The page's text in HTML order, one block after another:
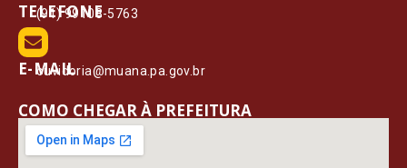
TELEFONE
(91) 99108-5763
E-MAIL
ouvidoria@muana.pa.gov.br
COMO CHEGAR À PREFEITURA